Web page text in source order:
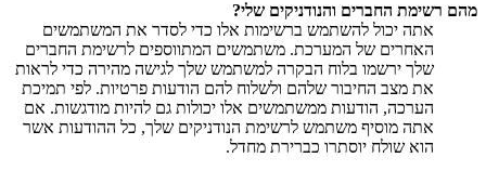
מהם רשימת החברים והנודניקים שלי?
אתה יכול להשתמש ברשימות אלו כדי לסדר את המשתמשים
האחרים של המערכת. משתמשים המתווספים לרשימת החברים
שלך ירשמו בלוח הבקרה למשתמש שלך לגישה מהירה כדי לראות
את מצב החיבור שלהם ולשלוח להם הודעות פרטיות. לפי תמיכת
הערכה, הודעות ממשתמשים אלו יכולות גם להיות מודגשות. אם
אתה מוסיף משתמש לרשימת הנודניקים שלך, כל ההודעות אשר
הוא שולח יוסתרו כברירת מחדל.